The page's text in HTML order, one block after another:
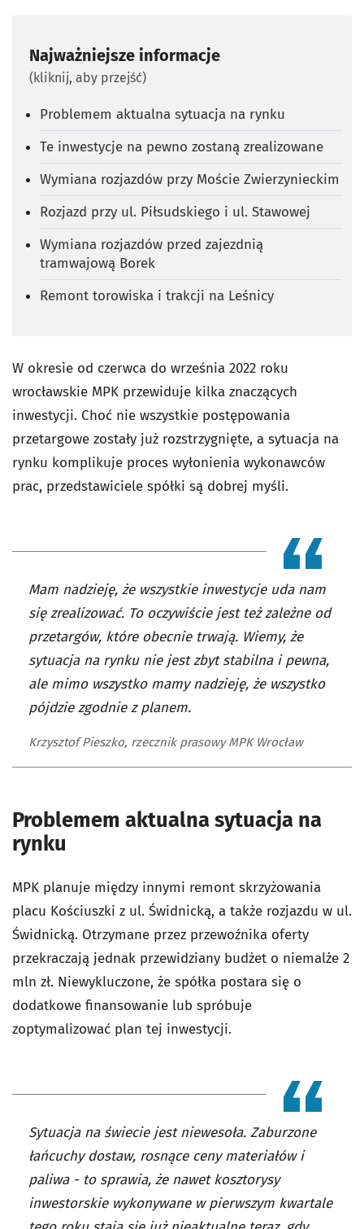
Najważniejsze informacje
(kliknij, aby przejść)
Problemem aktualna sytuacja na rynku
Te inwestycje na pewno zostaną zrealizowane
Wymiana rozjazdów przy Moście Zwierzynieckim
Rozjazd przy ul. Piłsudskiego i ul. Stawowej
Wymiana rozjazdów przed zajezdnią
tramwajową Borek
Remont torowiska i trakcji na Leśnicy
W okresie od czerwca do września 2022 roku
wrocławskie MPK przewiduje kilka znaczących
inwestycji. Choć nie wszystkie postępowania
przetargowe zostały już rozstrzygnięte, a sytuacja na
rynku komplikuje proces wyłonienia wykonawców
prac, przedstawiciele spółki są dobrej myśli.
Mam nadzieję, że wszystkie inwestycje uda nam
się zrealizować. To oczywiście jest też zależne od
przetargów, które obecnie trwają. Wiemy, że
sytuacja na rynku nie jest zbyt stabilna i pewna,
ale mimo wszystko mamy nadzieję, że wszystko
pójdzie zgodnie z planem.
Krzysztof Pieszko, rzecznik prasowy MPK Wrocław
Problemem aktualna sytuacja na
rynku
MPK planuje między innymi remont skrzyżowania
placu Kościuszki z ul. Świdnicką, a także rozjazdu w ul.
Świdnicką. Otrzymane przez przewoźnika oferty
przekraczają jednak przewidziany budżet o niemalże 2
mln zł. Niewykluczone, że spółka postara się o
dodatkowe finansowanie lub spróbuje
zoptymalizować plan tej inwestycji.
Sytuacja na świecie jest niewesoła. Zaburzone
łańcuchy dostaw, rosnące ceny materiałów i
paliwa - to sprawia, że nawet kosztorysy
inwestorskie wykonywane w pierwszym kwartale